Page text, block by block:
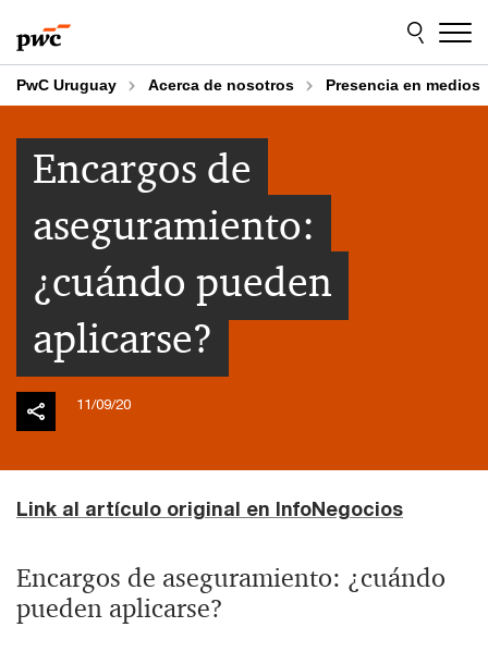
to
content
to
footer
PwC Uruguay Acerca de nosotros Presencia en medios
Encargos de
aseguramiento:
¿cuándo pueden
aplicarse?
11/09/20
Link al artículo original en InfoNegocios
Encargos de aseguramiento: ¿cuándo
pueden aplicarse?